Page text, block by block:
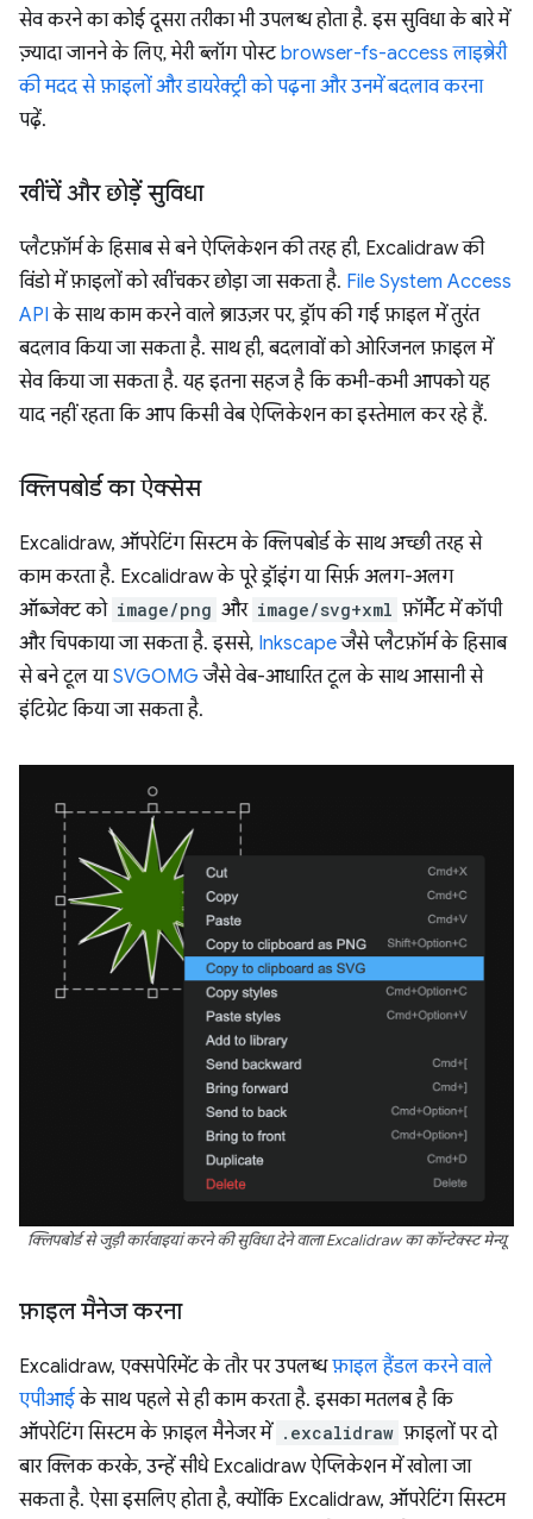
सेव करने का कोई दूसरा तरीका भी उपलब्ध होता है. इस सुविधा के बारे में
ज़्यादा जानने के लिए, मेरी ब्लॉग पोस्टbrowser-fs-access लाइब्रेरी
की मदद से फ़ाइलों और डायरेक्ट्री को पढ़ना और उनमें बदलाव करना
पढ़ें.
खींचें और छोड़ें सुविधा
प्लैटफ़ॉर्म के हिसाब से बने ऐप्लिकेशन की तरह ही, Excalidraw की
विंडो में फ़ाइलों को खींचकर छोड़ा जा सकता है. File System Access
API के साथ काम करने वाले ब्राउज़र पर, ड्रॉप की गई फ़ाइल में तुरंत
बदलाव किया जा सकता है. साथ ही, बदलावों को ओरिजनल फ़ाइल में
सेव किया जा सकता है. यह इतना सहज है कि कभी-कभी आपको यह
याद नहीं रहता कि आप किसी वेब ऐप्लिकेशन का इस्तेमाल कर रहे हैं.
क्लिपबोर्ड का ऐक्सेस
Excalidraw, ऑपरेटिंग सिस्टम के क्लिपबोर्ड के साथ अच्छी तरह से
काम करता है. Excalidraw के पूरे ड्रॉइंग या सिर्फ़ अलग-अलग
ऑब्जेक्ट को image/png और image/svg+xml फ़ॉर्मैट में कॉपी
और चिपकाया जा सकता है. इससे, Inkscapeजैसे प्लैटफ़ॉर्म के हिसाब
से बने टूल याSVGOMG जैसे वेब-आधारित टूल के साथ आसानी से
इंटिग्रेट किया जा सकता है.
क्लिपबोर्ड से जुड़ी कार्रवाइयां करने की सुविधा देने वाला Excalidraw का कॉन्टेक्स्ट मेन्यू
फ़ाइल मैनेज करना
Excalidraw, एक्सपेरिमेंट के तौर पर उपलब्धफ़ाइल हैंडल करने वाले
एपीआईके साथ पहले से ही काम करता है. इसका मतलब है कि
ऑपरेटिंग सिस्टम के फ़ाइल मैनेजर में .excalidraw फ़ाइलों पर दो
बार क्लिक करके, उन्हें सीधे Excalidraw ऐप्लिकेशन में खोला जा
सकता है. ऐसा इसलिए होता है, क्योंकि Excalidraw, ऑपरेटिंग सिस्टम